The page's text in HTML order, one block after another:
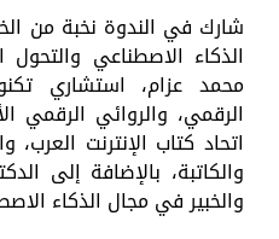
شارك في الندوة نخبة من
الذكاء الاصطناعي
محمد عزام، استشاري
الرقمي، والروائي الرقمي
اتحاد كتاب الإنترنت العرب،
والكاتبة، بالإضافة إلى
والخبير في مجال الذكاء